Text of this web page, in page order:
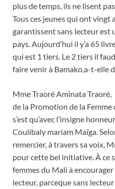
plus de temps, ils ne lisent
Tous ces jeunes qui ont vingt
garantissent sans lecteur est
pays. Aujourd’hui il y’a 65
qui est 1 tiers. Le 2 tiers il
faire venir à Bamako,a-t-elle
Mme Traoré Aminata
de la Promotion de la Femme
s’est qu’avec l’insigne
Coulibaly mariam Maïga.
remercier, à travers sa voix,
pour cette bel initiative. À ce
femmes du Mali à
lecteur, parceque sans lecteur